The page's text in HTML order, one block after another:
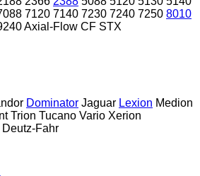
7120 7140 7230 7240 7250 8010
Axial-Flow CF STX
Dominator Jaguar Lexion Medion
Trion Tucano Vario Xerion
Deutz-Fahr